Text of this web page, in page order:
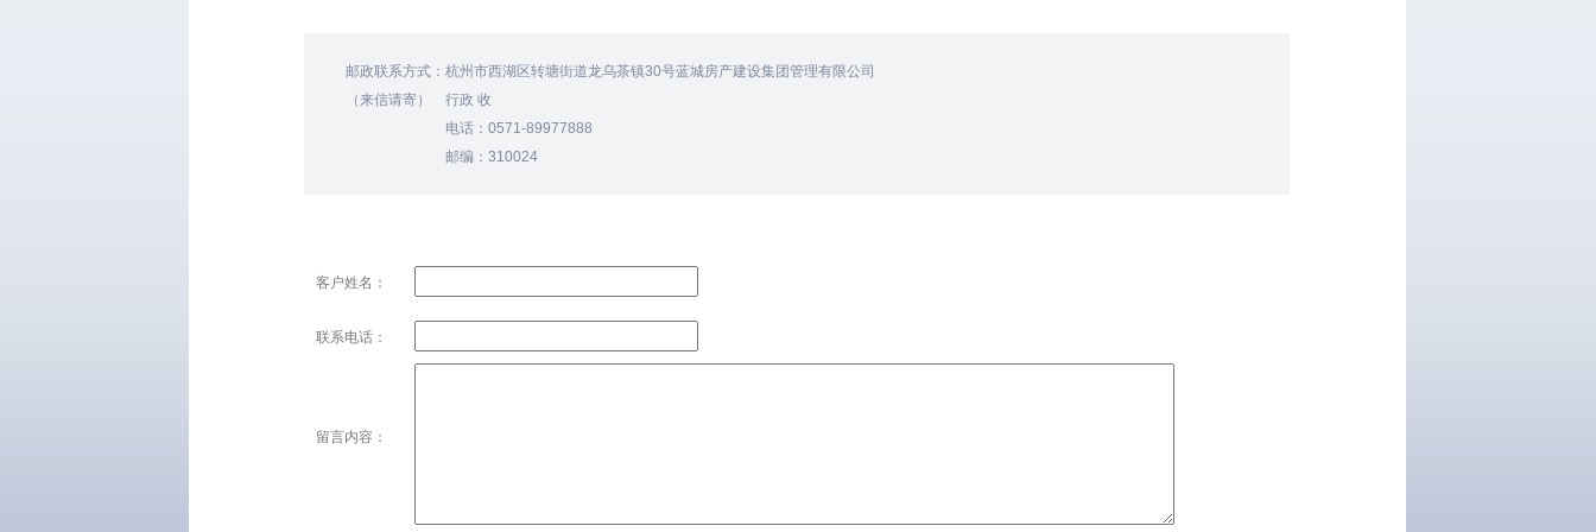
邮政联系方式：
（来信请寄）
杭州市西湖区转塘街道龙乌茶镇30号蓝城房产建设集团管理有限公司
行政 收
电话：0571-89977888
邮编：310024
客户姓名：
联系电话：
留言内容：